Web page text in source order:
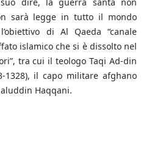
suo dire, la guerra santa non
sarà legge in tutto il mondo
di Al Qaeda “canale
islamico che si è dissolto nel
tra cui il teologo Taqi Ad-din
1328), il capo militare afghano
Haqqani.